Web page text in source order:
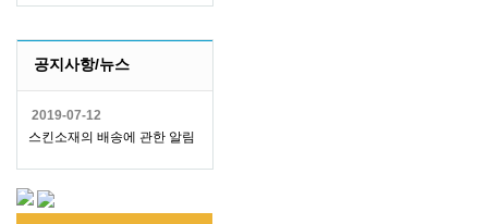
공지사항/뉴스
2019-07-12
스킨소재의 배송에 관한 알림